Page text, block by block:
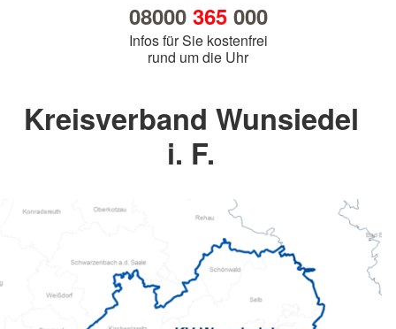
08000 365000
Infos für Sie kostenfrei
rund um die Uhr
Kreisverband Wunsiedel
i. F.